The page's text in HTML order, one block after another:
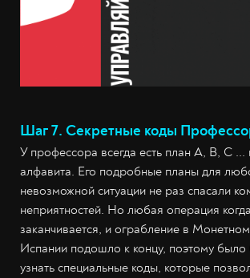
Шаг 7. Секретные коды
У профессора всегда есть план A, B, C ...
алфавита. Его подробные планы для
невозможной ситуации не раз спасали
неприятностей. Но любая операция
заканчивается, и ограбление в
Испании подошло к концу, поэтому
узнать специальные коды, которые